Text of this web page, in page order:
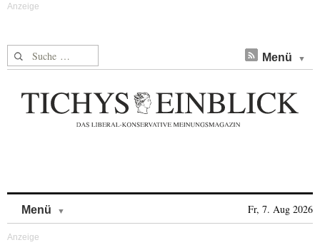
Suche nach: Menü
Menü Fr, 7. Aug 2026